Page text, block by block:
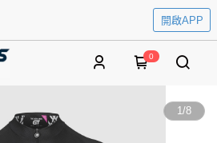
開啟APP
0
1/8